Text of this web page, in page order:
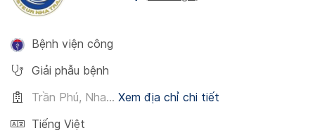
Bệnh viện công
Giải phẫu bệnh
Trần Phú, Nha... Xem địa chỉ chi tiết
Tiếng Việt